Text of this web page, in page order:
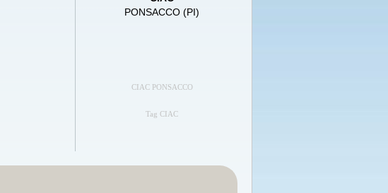
PONSACCO (PI)
CIAC PONSACCO
Tag CIAC